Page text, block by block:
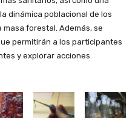
dinámica poblacional de los
forestal. Además, se
permitirán a los participantes
y explorar acciones